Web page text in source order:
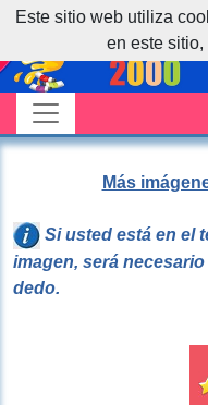
Más
Si usted está en el
imagen, será
dedo.
Este sitio web utiliza
en este